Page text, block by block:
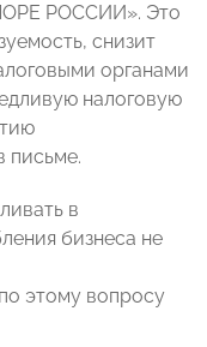
РОССИИ». Это
снизит
органами
налоговую
письме.
в
бизнеса не
этому вопросу